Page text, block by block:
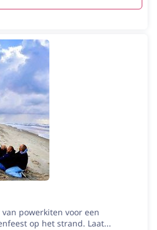
powerkiten voor een
op het strand. Laat...